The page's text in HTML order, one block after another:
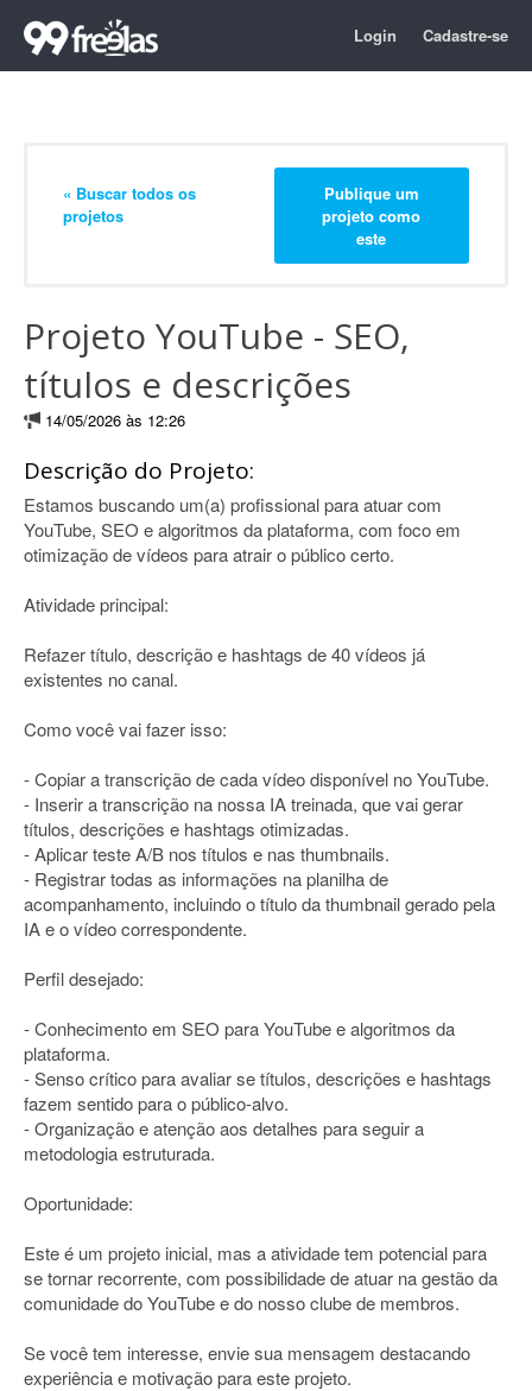
Login Cadastre-se
« Buscar todos os
projetos
Publique um
projeto como
este
Projeto YouTube - SEO,
títulos e descrições
14/05/2026 às 12:26
Descrição do Projeto:
Estamos buscando um(a) profissional para atuar com
YouTube, SEO e algoritmos da plataforma, com foco em
otimização de vídeos para atrair o público certo.
Atividade principal:
Refazer título, descrição e hashtags de 40 vídeos já
existentes no canal.
Como você vai fazer isso:
- Copiar a transcrição de cada vídeo disponível no YouTube.
- Inserir a transcrição na nossa IA treinada, que vai gerar
títulos, descrições e hashtags otimizadas.
- Aplicar teste A/B nos títulos e nas thumbnails.
- Registrar todas as informações na planilha de
acompanhamento, incluindo o título da thumbnail gerado pela
IA e o vídeo correspondente.
Perfil desejado:
- Conhecimento em SEO para YouTube e algoritmos da
plataforma.
- Senso crítico para avaliar se títulos, descrições e hashtags
fazem sentido para o público-alvo.
- Organização e atenção aos detalhes para seguir a
metodologia estruturada.
Oportunidade:
Este é um projeto inicial, mas a atividade tem potencial para
se tornar recorrente, com possibilidade de atuar na gestão da
comunidade do YouTube e do nosso clube de membros.
Se você tem interesse, envie sua mensagem destacando
experiência e motivação para este projeto.